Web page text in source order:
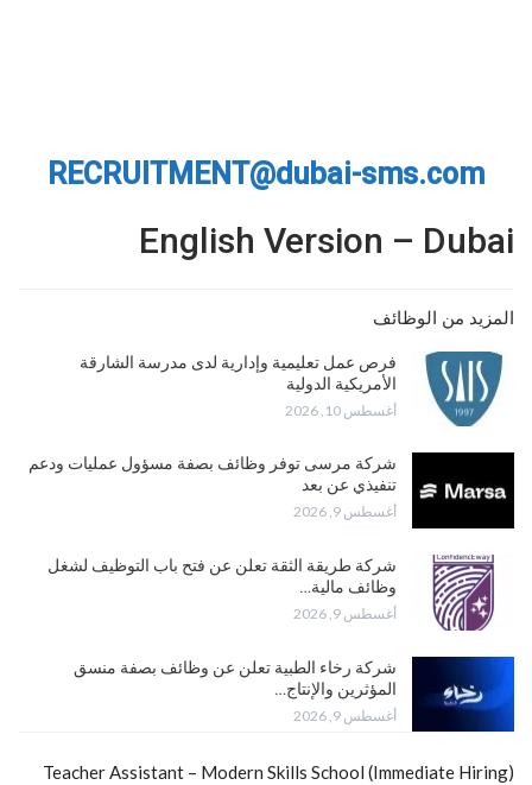
RECRUITMENT@dubai-sms.com
English Version – Dubai
المزيد من الوظائف
فرص عمل تعليمية وإدارية لدى مدرسة الشارقة
الأمريكية الدولية
أغسطس 10, 2026
شركة مرسى توفر وظائف بصفة مسؤول عمليات ودعم
تنفيذي عن بعد
أغسطس 9, 2026
شركة طريقة الثقة تعلن عن فتح باب التوظيف لشغل
وظائف مالية…
أغسطس 9, 2026
شركة رخاء الطبية تعلن عن وظائف بصفة منسق
المؤثرين والإنتاج…
أغسطس 9, 2026
Teacher Assistant – Modern Skills School (Immediate Hiring)